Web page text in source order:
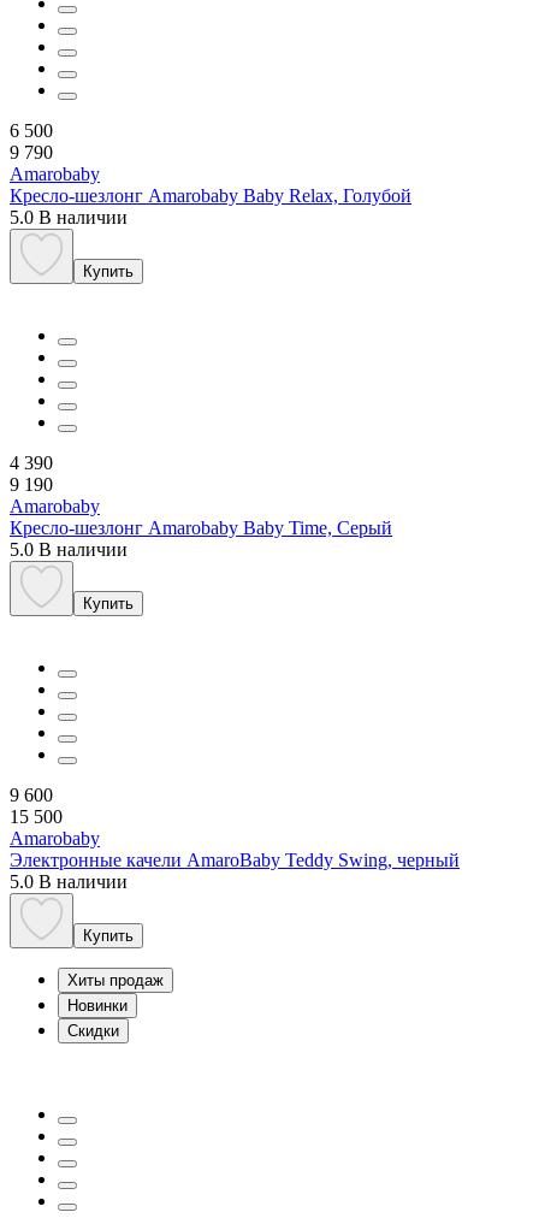
6 500
9 790
Amarobaby
Кресло-шезлонг Amarobaby Baby Relax, Голубой
5.0 В наличии
Купить
4 390
9 190
Amarobaby
Кресло-шезлонг Amarobaby Baby Time, Серый
5.0 В наличии
Купить
9 600
15 500
Amarobaby
Электронные качели AmaroBaby Teddy Swing, черный
5.0 В наличии
Купить
Хиты продаж
Новинки
Скидки